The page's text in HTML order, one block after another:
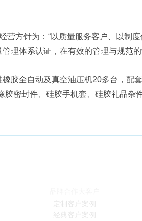
方针为：“以质量服务客户、以制
理体系认证，在有效的管理与规范
胶全自动及真空油压机20多台，配
密封件、硅胶手机套、硅胶礼品
定制客户案例
经典客户案例